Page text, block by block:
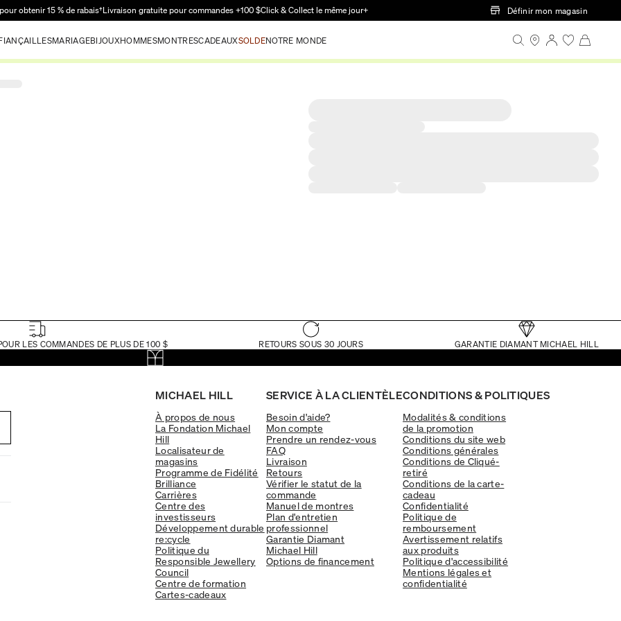
Passer au contenu principal
obtenir 15 % de rabais†Livraison gratuite pour commandes +100 $Click & Collect le même jour+ Définir mon magasin
MARIAGEBIJOUXHOMMESMONTRESCADEAUXSOLDENOTRE MONDE
LES COMMANDES DE PLUS DE 100 $ RETOURS SOUS 30 JOURS GARANTIE DIAMANT MICHAEL HILL
MICHAEL HILL
À propos de nous
La Fondation Michael
Hill
Localisateur de
magasins
Programme de Fidélité
Brilliance
Carrières
Centre des
investisseurs
Développement durable
re:cycle
Politique du
Responsible Jewellery
Council
Centre de formation
Cartes-cadeaux
SERVICE À LA CLIENTÈLE
Besoin d'aide?
Mon compte
Prendre un rendez-vous
FAQ
Livraison
Retours
Vérifier le statut de la
commande
Manuel de montres
Plan d'entretien
professionnel
Garantie Diamant
Michael Hill
Options de financement
CONDITIONS & POLITIQUES
Modalités & conditions
de la promotion
Conditions du site web
Conditions générales
Conditions de Cliqué-
retiré
Conditions de la carte-
cadeau
Confidentialité
Politique de
remboursement
Avertissement relatifs
aux produits
Politique d'accessibilité
Mentions légales et
confidentialité